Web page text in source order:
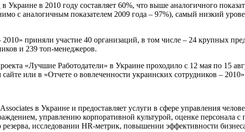
в 2010 году составляет 60%, что выше аналогичного
с аналогичным показателем 2009 года – 97%), самый низкий
приняли участие 40 организаций, в том числе – 24 крупных
и 239 топ-менеджеров.
«Лучшие Работодатели» в Украине проходило с 12 мая по 15
или в «Отчете о вовлеченности украинских сотрудников –
в Украине и предоставляет услуги в сфере управления
управлению корпоративной культурой, оценке
исследовании HR-метрик, повышении эффективности